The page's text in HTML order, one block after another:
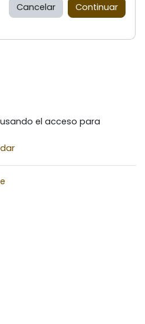
Cancelar Continuar
el acceso para